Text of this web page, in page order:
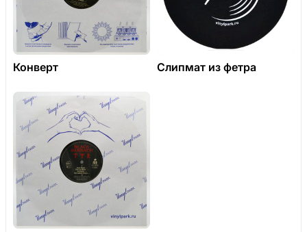
Конверт Слипмат из фетра